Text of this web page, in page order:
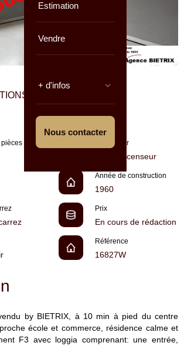
Estimation
Vendre
+ d'infos
Nous contacter
CLÉS
pièces Ascenseur
Pas d'ascenseur
Année de construction
1960
Prix
En cours de rédaction
Référence
16827W
by BIETRIX, à 10 min à pied du centre
école et commerce, résidence calme et
F3 avec loggia comprenant: une entrée,